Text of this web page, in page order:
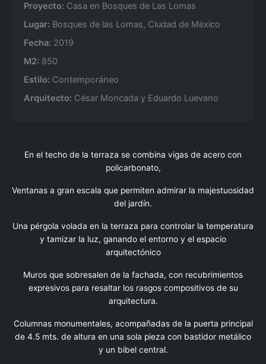
Proyecto: Casa en Bosques de Las Lomas
Lugar: Bosques de las Lomas, Ciudad de México
Fecha: 2019
M2: 850
Estilo: Contemporáneo
Arquitecto: César Moncada y Eduardo Luevano
En el techo de la terraza se combina vigas de acero con
policarbonato,
Ventanas a gran escala que permiten admirar la majestuosidad
del jardín.
Una pérgola volada en la terraza para controlar la temperatura
y tamizar la luz, ganando el entorno y el espacio
arquitectónico
Muros que sobresalen de la fachada, con recubrimientos
expresivos para resaltar los rasgos compositivos de su
arquitectura.
Columnas monumentales, acompañadas de la puerta principal
de 4.5 mts. de altura en una sola pieza con bastidor metálico
y un bibel central.